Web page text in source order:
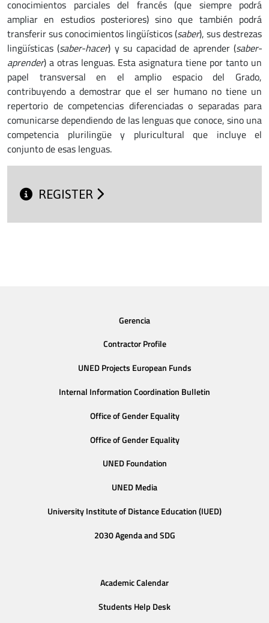
conocimientos parciales del francés (que siempre podrá
ampliar en estudios posteriores) sino que también podrá
transferir sus conocimientos lingüísticos (saber), sus destrezas
lingüísticas (saber-hacer) y su capacidad de aprender (saber-
aprender) a otras lenguas. Esta asignatura tiene por tanto un
papel transversal en el amplio espacio del Grado,
contribuyendo a demostrar que el ser humano no tiene un
repertorio de competencias diferenciadas o separadas para
comunicarse dependiendo de las lenguas que conoce, sino una
competencia plurilingüe y pluricultural que incluye el
conjunto de esas lenguas.
REGISTER
Gerencia
Contractor Profile
UNED Projects European Funds
Internal Information Coordination Bulletin
Office of Gender Equality
Office of Gender Equality
UNED Foundation
UNED Media
University Institute of Distance Education (IUED)
2030 Agenda and SDG
Academic Calendar
Students Help Desk